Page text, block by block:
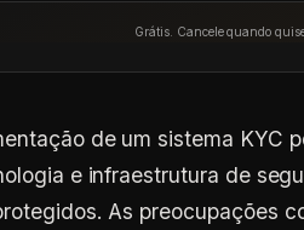
Grátis. Cancele quando
de um sistema KYC
e infraestrutura de
As preocupações